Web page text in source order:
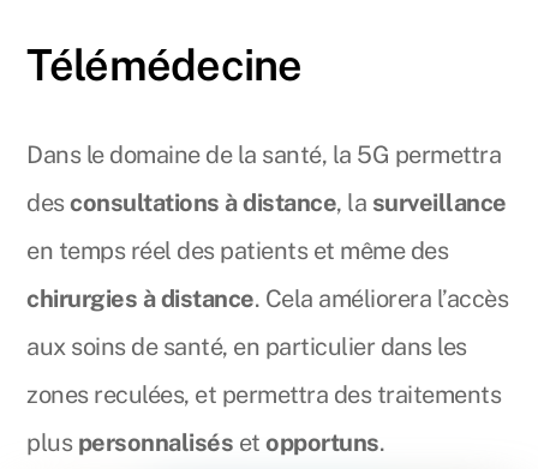
Télémédecine
Dans le domaine de la santé, la 5G permettra
desconsultations à distance, la surveillance
en temps réel des patients et même des
chirurgies à distance. Cela améliorera l’accès
aux soins de santé, en particulier dans les
zones reculées, et permettra des traitements
plus personnalisés etopportuns.